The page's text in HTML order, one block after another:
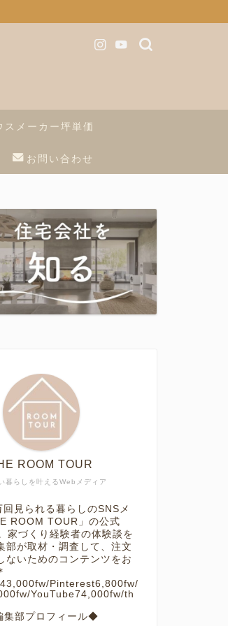
スメーカー坪単価
お問い合わせ
暮らしを叶えるWebメディア
ROOM TOUR
見られる暮らしのSNSメ
ROOM TOUR」の公式
家づくり経験者の体験談を
部が取材・調査して、注文
ないためのコンテンツをお
Pinterest6,800fw/
YouTube74,000fw/th
部プロフィール◆